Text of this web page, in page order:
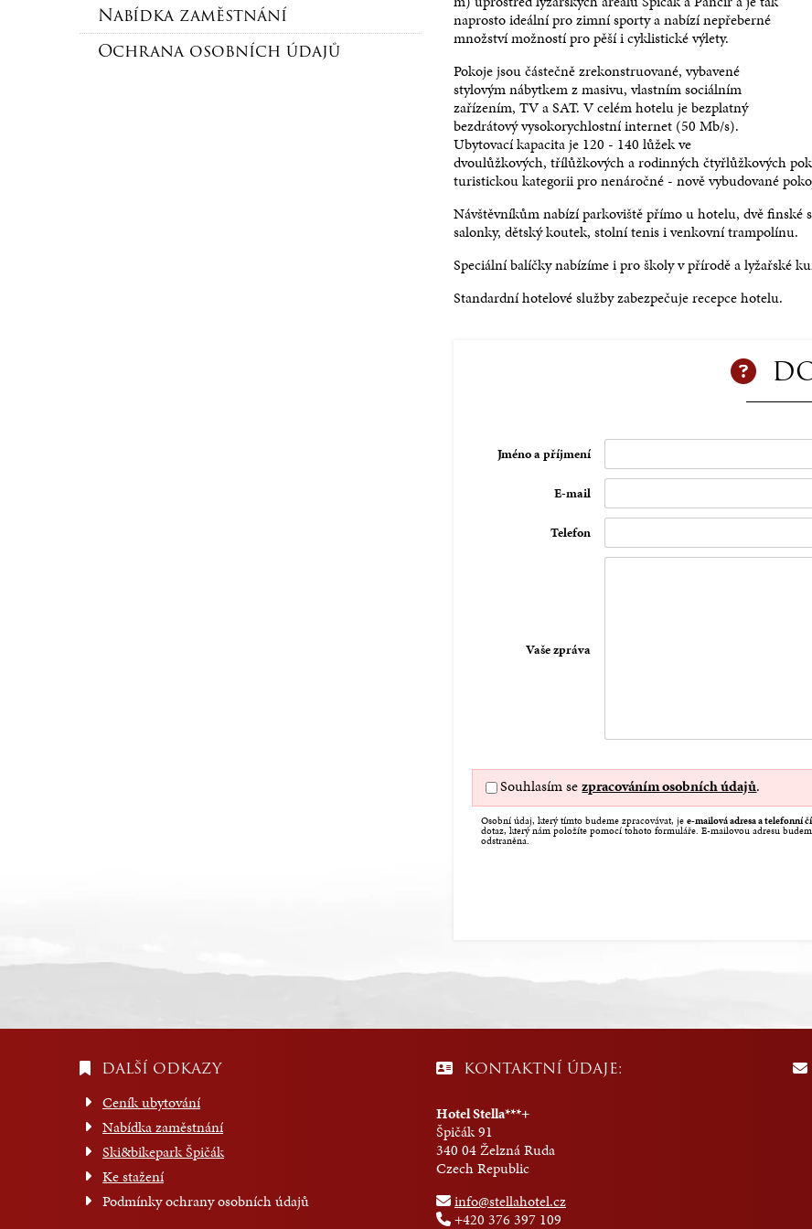
Pokoj Exclusive
Více informací
Pokoj s Balkonem
Více informací
Více informací Více informací
Nabídka zaměstnání
Ochrana osobních údajů
naprosto ideální pro zimní sporty a nabízí nepřeberné
množství možností pro pěší i cyklistické výlety.
Pokoje jsou částečně zrekonstruované, vybavené
stylovým nábytkem z masivu, vlastním sociálním
zařízením, TV a SAT. V celém hotelu je bezplatný
bezdrátový vysokorychlostní internet (50 Mb/s).
Ubytovací kapacita je 120 - 140 lůžek ve
dvoulůžkových, třílůžkových a rodinných čtyřlůžkových
turistickou kategorii pro nenáročné - nově vybudované
Návštěvníkům nabízí parkoviště přímo u hotelu, dvě finské
salonky, dětský koutek, stolní tenis i venkovní trampolínu.
Speciální balíčky nabízíme i pro školy v přírodě a lyžařské
Standardní hotelové služby zabezpečuje recepce hotelu.
Jméno a příjmení
E-mail
Telefon
Vaše zpráva
Souhlasím sezpracováním osobních údajů.
Osobní údaj, který tímto budeme zpracovávat, jee-mailová adresa a telefonní
dotaz, který nám položíte pomocí tohoto formuláře. E-mailovou adresu
odstraněna.
DALŠÍ ODKAZY
Ceník ubytování
Nabídka zaměstnání
Ski&bikepark Špičák
Ke stažení
Podmínky ochrany osobních údajů
KONTAKTNÍ ÚDAJE:
Hotel Stella***+
Špičák 91
340 04 Želzná Ruda
Czech Republic
info@stellahotel.cz
+420 376 397 109